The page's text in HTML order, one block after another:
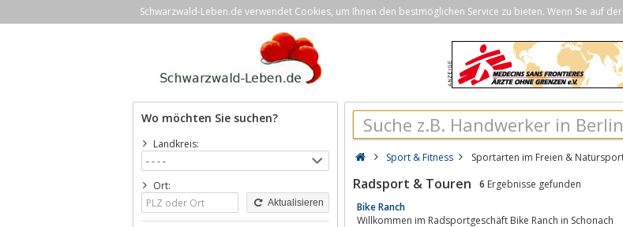
Schwarzwald-Leben.de verwendet Cookies, um Ihnen den bestmöglichen Service zu bieten. Wenn Sie auf
Wo möchten Sie suchen?
Landkreis:
Ort:
Aktualisieren
Sport & Fitness Sportarten im Freien &
Radsport & Touren 6 Ergebnisse gefunden
Bike Ranch
Willkommen im Radsportgeschäft Bike Ranch in Schonach